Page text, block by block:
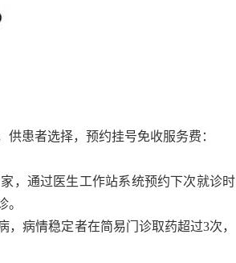
患者选择，预约挂号免收服务费：
，通过医生工作站系统预约下次就诊时
。
病情稳定者在简易门诊取药超过3次，